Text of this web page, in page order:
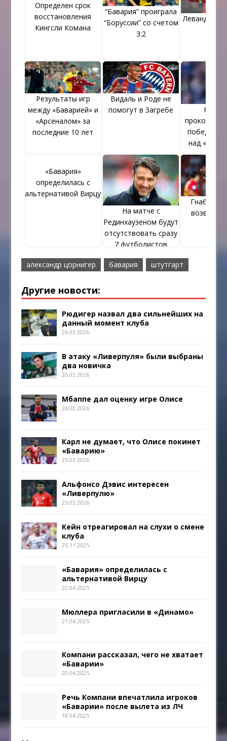
Определен срок
восстановления
Кингсли Комана
“Бавария” проиграла
“Боруссии” со счетом
3:2
Результаты игр
между «Баварией» и
«Арсеналом» за
последние 10 лет
Видаль и Роде не
помогут в Загребе
победу
над
«Бавария»
определилась с
альтернативой Вирцу
На матче с
Рединхаузеном будут
отсутствовать сразу
7 футболистов
Гнабри
александр цорнигер бавария штутгарт
Другие новости:
Рюдигер назвал два сильнейших на
данный момент клуба
26.03.2026
В атаку «Ливерпуля» были выбраны
два новичка
26.03.2026
Мбаппе дал оценку игре Олисе
26.03.2026
Карл не думает, что Олисе покинет
«Баварию»
25.03.2026
Альфонсо Дэвис интересен
«Ливерпулю»
25.03.2026
Кейн отреагировал на слухи о смене
клуба
25.11.2025
«Бавария» определилась с
альтернативой Вирцу
22.04.2025
Мюллера пригласили в «Динамо»
21.04.2025
Компани рассказал, чего не хватает
«Баварии»
20.04.2025
Речь Компани впечатлила игроков
«Баварии» после вылета из ЛЧ
18.04.2025